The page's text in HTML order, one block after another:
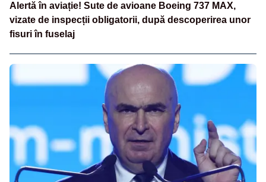
Alertă în aviație! Sute de avioane Boeing 737 MAX,
vizate de inspecții obligatorii, după descoperirea unor
fisuri în fuselaj